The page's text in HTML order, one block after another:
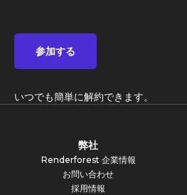
参加する
いつでも簡単に解約できます。
弊社
Renderforest 企業情報
お問い合わせ
採用情報